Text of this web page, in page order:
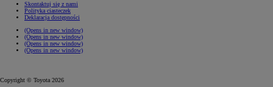
Skontaktuj się z nami
Polityka ciasteczek
Deklaracja dostępności
(Opens in new window)
(Opens in new window)
(Opens in new window)
(Opens in new window)
Copyright © Toyota 2026